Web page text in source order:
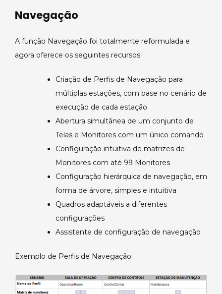
Navegação
A função Navegação foi totalmente reformulada e
agora oferece os seguintes recursos:
Criação de Perfis de Navegação para
múltiplas estações, com base no cenário de
execução de cada estação
Abertura simultânea de um conjunto de
Telas e Monitores com um único comando
Configuração intuitiva de matrizes de
Monitores com até 99 Monitores
Configuração hierárquica de navegação, em
forma de árvore, simples e intuitiva
Quadros adaptáveis a diferentes
configurações
Assistente de configuração de navegação
Exemplo de Perfis de Navegação: